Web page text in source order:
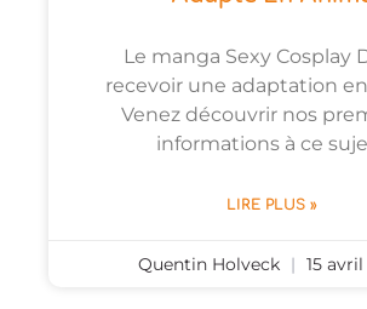
Le manga Sexy Cosplay
recevoir une adaptation
Venez découvrir nos
informations à ce
LIRE PLUS »
Quentin Holveck 15 avril